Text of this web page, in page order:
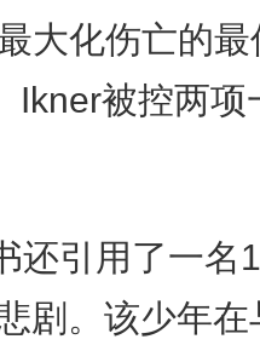
大化伤亡的
Ikner被控两
还引用了一名
剧。该少年